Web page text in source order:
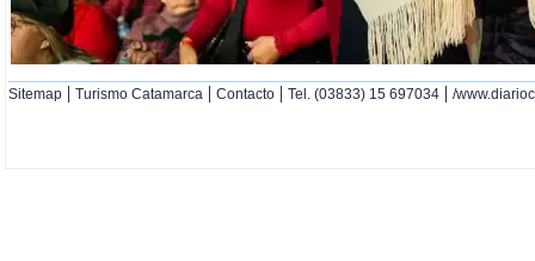
Sitemap | Turismo Catamarca | Contacto | Tel. (03833) 15 697034 | /